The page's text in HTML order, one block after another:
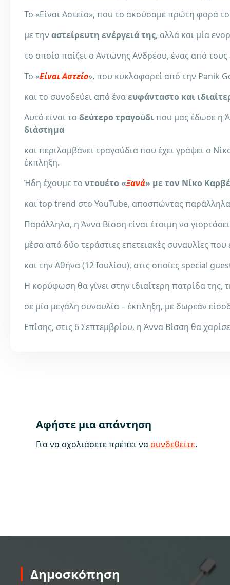
Το «Είναι Αστείο», που το ακούσαμε πρώτη φορά
με την αστείρευτη ενέργειά της, αλλά και μία
το οποίο παίζει ο Αντώνης Ανδρέου, ένας από τους
Το «Είναι Αστείο», που κυκλοφορεί από την Panik
και το συνοδεύει από έναευφάνταστο και
Αυτό είναι το δεύτερο τραγούδιπου μας έδωσε η
διάστημα
και περιλαμβάνει τραγούδια που έχει γράψει ο
έκπληξη.
Ήδη έχουμε το ντουέτο «Ξανά» με τον Νίκο
και top trend στο YouTube, αποσπώντας
Παράλληλα, η Άννα Βίσση είναι έτοιμη να
μέσα από δύο τεράστιες επετειακές συναυλίες
και την Αθήνα (12 Ιουλίου), στις οποίες special
Η κορύφωση θα γίνει στην ιδιαίτερη πατρίδα της,
σε μία μεγάλη συναυλία – έκπληξη, με δωρεάν
Επίσης, στις 6 Σεπτεμβρίου, η Άννα Βίσση θα
Αφήστε μια απάντηση
Για να σχολιάσετε πρέπει νασυνδεθείτε.
Δημοσκόπηση